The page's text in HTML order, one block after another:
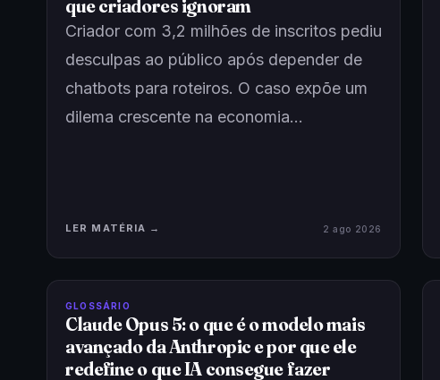
que criadores ignoram
Criador com 3,2 milhões de inscritos pediu
desculpas ao público após depender de
chatbots para roteiros. O caso expõe um
dilema crescente na economia…
LER MATÉRIA → 2 ago 2026
GLOSSÁRIO
Claude Opus 5: o que é o modelo mais
avançado da Anthropic e por que ele
redefine o que IA consegue fazer